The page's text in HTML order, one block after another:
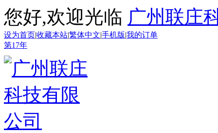
您好,欢迎光临 广州联庄
设为首页|收藏本站|繁体中文|手机版|我的订单
第17年